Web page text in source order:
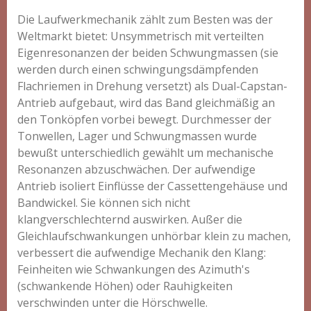
Die Laufwerkmechanik zählt zum Besten was der
Weltmarkt bietet: Unsymmetrisch mit verteilten
Eigenresonanzen der beiden Schwungmassen (sie
werden durch einen schwingungsdämpfenden
Flachriemen in Drehung versetzt) als Dual-Capstan-
Antrieb aufgebaut, wird das Band gleichmäßig an
den Tonköpfen vorbei bewegt. Durchmesser der
Tonwellen, Lager und Schwungmassen wurde
bewußt unterschiedlich gewählt um mechanische
Resonanzen abzuschwächen. Der aufwendige
Antrieb isoliert Einflüsse der Cassettengehäuse und
Bandwickel. Sie können sich nicht
klangverschlechternd auswirken. Außer die
Gleichlaufschwankungen unhörbar klein zu machen,
verbes­sert die aufwendige Mechanik den Klang:
Feinheiten wie Schwankungen des Azimuth's
(schwankende Höhen) oder Rauhigkeiten
verschwinden unter die Hörschwelle.